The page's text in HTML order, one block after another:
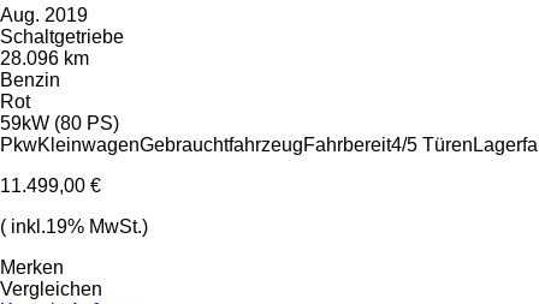
Aug. 2019
Schaltgetriebe
28.096 km
Benzin
Rot
59kW (80 PS)
PkwKleinwagenGebrauchtfahrzeugFahrbereit4/5 Türen
11.499,00 €
( inkl.19% MwSt.)
Merken
Vergleichen